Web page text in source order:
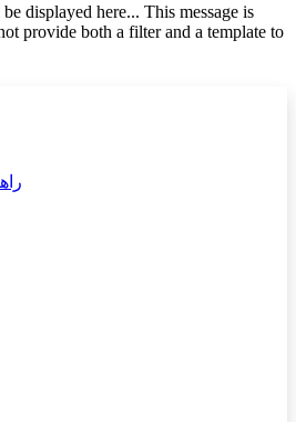
displayed here... This message is
provide both a filter and a template to